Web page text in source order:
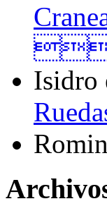
Isidro